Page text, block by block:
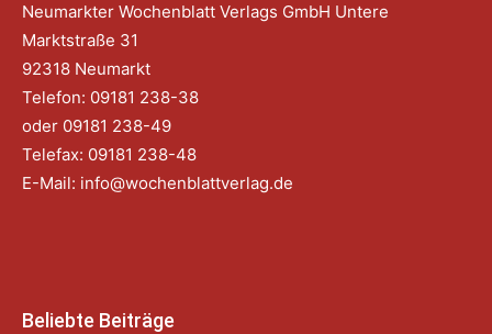
Neumarkter Wochenblatt Verlags GmbH Untere
Marktstraße 31
92318 Neumarkt
Telefon: 09181 238-38
oder 09181 238-49
Telefax: 09181 238-48
E-Mail: info@wochenblattverlag.de
Beliebte Beiträge